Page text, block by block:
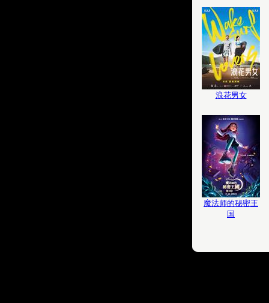
浪花男女
魔法师的秘密王
国